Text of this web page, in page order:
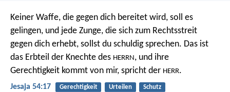
Keiner Waffe, die gegen dich bereitet wird, soll es
gelingen, und jede Zunge, die sich zum Rechtsstreit
gegen dich erhebt, sollst du schuldig sprechen. Das ist
das Erbteil der Knechte des HERRN, und ihre
Gerechtigkeit kommt von mir, spricht der HERR.
Jesaja 54:17 Gerechtigkeit Urteilen Schutz